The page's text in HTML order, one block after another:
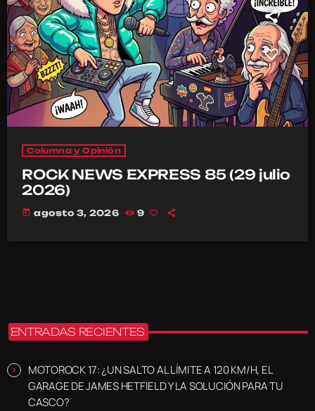
Columna y Opinión
ROCK NEWS EXPRESS 85 (29 julio
2026)
today agosto 3, 2026 9
ENTRADAS RECIENTES
MOTOROCK 17: ¿UN SALTO AL LÍMITE A 120 KM/H, EL
GARAGE DE JAMES HETFIELD Y LA SOLUCIÓN PARA TU
CASCO?